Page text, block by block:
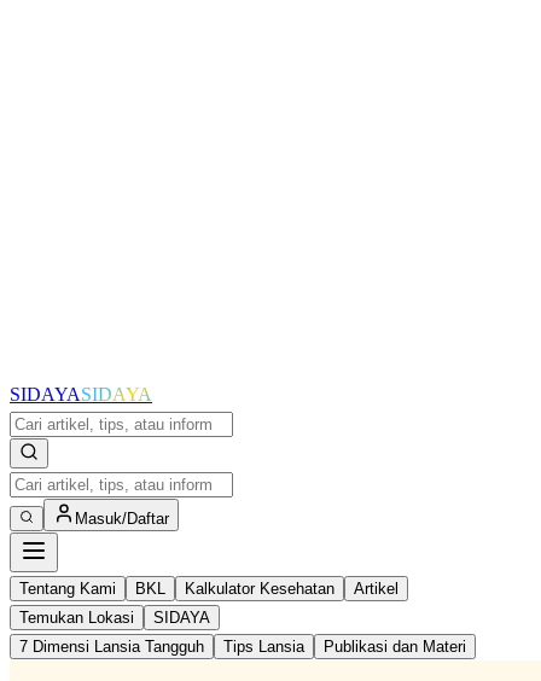
SIDAYASIDAYA
Masuk/Daftar
Tentang Kami BKL Kalkulator Kesehatan
Artikel
Temukan Lokasi
SIDAYA
7 Dimensi Lansia Tangguh
Tips Lansia Publikasi dan Materi